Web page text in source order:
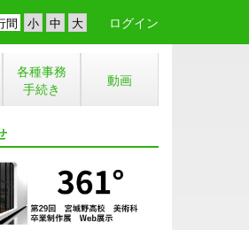
間 ログイン
各種事務
手続き
動画